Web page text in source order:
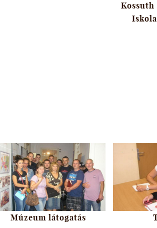
Kossuth
Múzeum látogatás